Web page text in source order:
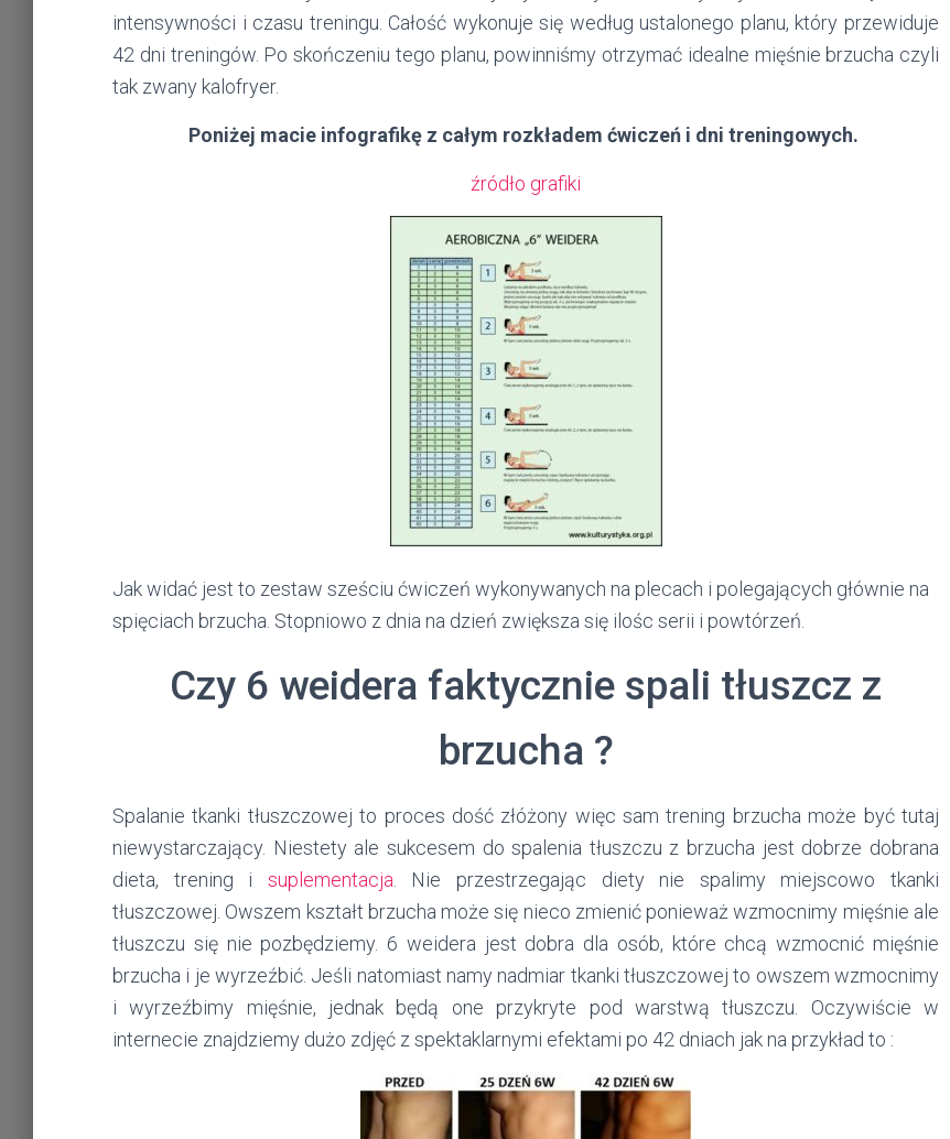
intensywności i czasu treningu. Całość wykonuje się według ustalonego planu, który przewiduje
42 dni treningów. Po skończeniu tego planu, powinniśmy otrzymać idealne mięśnie brzucha czyli
tak zwany kalofryer.
Poniżej macie infografikę z całym rozkładem ćwiczeń i dni treningowych.
źródło grafiki
Jak widać jest to zestaw sześciu ćwiczeń wykonywanych na plecach i polegających głównie na
spięciach brzucha. Stopniowo z dnia na dzień zwiększa się ilośc serii i powtórzeń.
Czy 6 weidera faktycznie spali tłuszcz z
brzucha ?
Spalanie tkanki tłuszczowej to proces dość złóżony więc sam trening brzucha może być tutaj
niewystarczający. Niestety ale sukcesem do spalenia tłuszczu z brzucha jest dobrze dobrana
dieta, trening i suplementacja . Nie przestrzegając diety nie spalimy miejscowo tkanki
tłuszczowej. Owszem kształt brzucha może się nieco zmienić ponieważ wzmocnimy mięśnie ale
tłuszczu się nie pozbędziemy. 6 weidera jest dobra dla osób, które chcą wzmocnić mięśnie
brzucha i je wyrzeźbić. Jeśli natomiast namy nadmiar tkanki tłuszczowej to owszem wzmocnimy
i wyrzeźbimy mięśnie, jednak będą one przykryte pod warstwą tłuszczu. Oczywiście w
internecie znajdziemy dużo zdjęć z spektaklarnymi efektami po 42 dniach jak na przykład to :